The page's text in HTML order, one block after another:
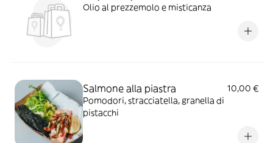
Olio al prezzemolo e misticanza
Salmone alla piastra
10,00 €
Pomodori, stracciatella, granella di
pistacchi